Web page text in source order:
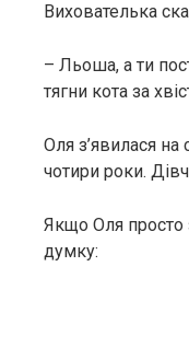
Вихователька
– Льоша, а ти
тягни кота за
Оля з’явилася на
чотири роки.
Якщо Оля просто
думку: